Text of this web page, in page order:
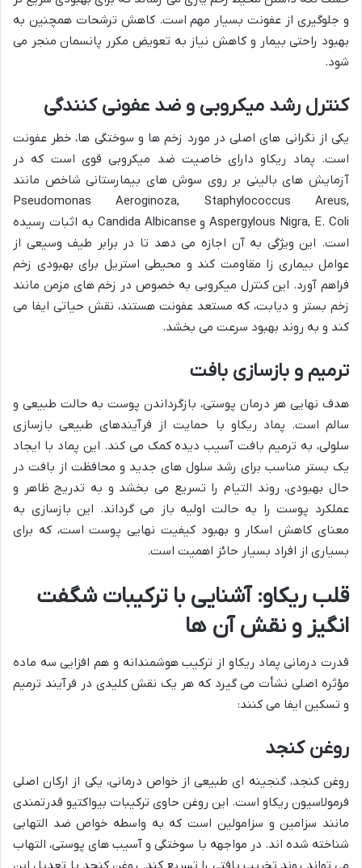
و جلوگیری از عفونت بسیار مهم است. کاهش ترشحات همچنین به
بهبود راحتی بیمار و کاهش نیاز به تعویض مکرر پانسمان منجر می
شود.
کنترل رشد میکروبی و ضد عفونی کنندگی
یکی از نگرانی های اصلی در مورد زخم ها و سوختگی ها، خطر عفونت
است. پماد ریکاو دارای خاصیت ضد میکروبی قوی است که در
آزمایش های بالینی بر روی سوش های بیمارستانی شاخص مانند
Pseudomonas Aeroginoza, Staphylococcus Areus,
Aspergylous Nigra, E. Coli و Candida Albicanse به اثبات رسیده
است. این ویژگی به آن اجازه می دهد تا در برابر طیف وسیعی از
عوامل بیماری زا مقاومت کند و محیطی استریل برای بهبودی زخم
فراهم آورد. این کنترل میکروبی به خصوص در زخم های مزمن مانند
زخم بستر و دیابت، که مستعد عفونت هستند، نقش حیاتی ایفا می
کند و به روند بهبود سرعت می بخشد.
ترمیم و بازسازی بافت
هدف نهایی هر درمان پوستی، بازگرداندن پوست به حالت طبیعی و
سالم است. پماد ریکاو با حمایت از فرآیندهای طبیعی بازسازی
سلولی، به ترمیم بافت آسیب دیده کمک می کند. این پماد با ایجاد
یک بستر مناسب برای رشد سلول های جدید و محافظت از بافت در
حال بهبودی، روند التیام را تسریع می بخشد و به تدریج ظاهر و
عملکرد پوست را به حالت اولیه باز می گرداند. این بازسازی به
معنای کاهش اسکار و بهبود کیفیت نهایی پوست است، که برای
بسیاری از افراد بسیار حائز اهمیت است.
قلب ریکاو: آشنایی با ترکیبات شگفت
انگیز و نقش آن ها
قدرت درمانی پماد ریکاو از ترکیب هوشمندانه و هم افزایی سه ماده
مؤثره اصلی نشأت می گیرد که هر یک نقش کلیدی در فرآیند ترمیم
و تسکین ایفا می کنند:
روغن کنجد
روغن کنجد، گنجینه ای طبیعی از خواص درمانی، یکی از ارکان اصلی
فرمولاسیون ریکاو است. این روغن حاوی ترکیبات بیواکتیو قدرتمندی
مانند سزامین و سزامولین است که به واسطه خواص ضد التهابی
شناخته شده اند. در مواجهه با سوختگی و آسیب های پوستی، التهاب